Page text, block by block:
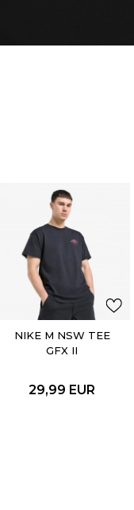
NIKE M NSW TEE
GFX II
29,99 EUR